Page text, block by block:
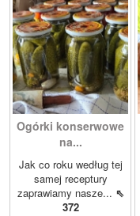
Ogórki konserwowe
na...
Jak co roku według tej
samej receptury
zaprawiamy nasze... ⇖
372